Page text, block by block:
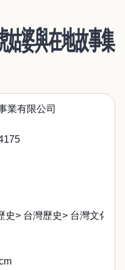
姑婆與在地故事集
業有限公司
史> 台灣歷史> 台灣文化/民